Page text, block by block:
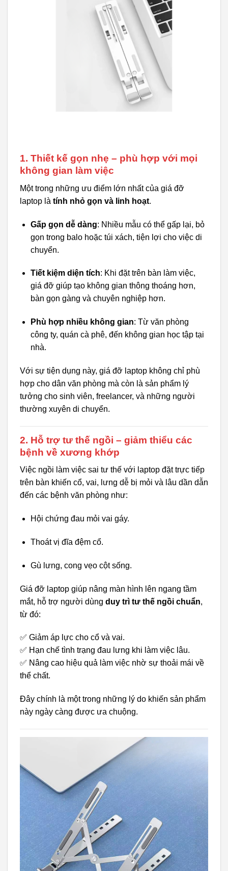
1. Thiết kế gọn nhẹ – phù hợp với mọi
không gian làm việc
Một trong những ưu điểm lớn nhất của giá đỡ
laptop là tính nhỏ gọn và linh hoạt.
Gấp gọn dễ dàng: Nhiều mẫu có thể gấp lại, bỏ
gọn trong balo hoặc túi xách, tiện lợi cho việc di
chuyển.
Tiết kiệm diện tích: Khi đặt trên bàn làm việc,
giá đỡ giúp tạo không gian thông thoáng hơn,
bàn gọn gàng và chuyên nghiệp hơn.
Phù hợp nhiều không gian: Từ văn phòng
công ty, quán cà phê, đến không gian học tập tại
nhà.
Với sự tiện dụng này, giá đỡ laptop không chỉ phù
hợp cho dân văn phòng mà còn là sản phẩm lý
tưởng cho sinh viên, freelancer, và những người
thường xuyên di chuyển.
2. Hỗ trợ tư thế ngồi – giảm thiểu các
bệnh về xương khớp
Việc ngồi làm việc sai tư thế với laptop đặt trực tiếp
trên bàn khiến cổ, vai, lưng dễ bị mỏi và lâu dần dẫn
đến các bệnh văn phòng như:
Hội chứng đau mỏi vai gáy.
Thoát vị đĩa đệm cổ.
Gù lưng, cong vẹo cột sống.
Giá đỡ laptop giúp nâng màn hình lên ngang tầm
mắt, hỗ trợ người dùng duy trì tư thế ngồi chuẩn,
từ đó:
✅ Giảm áp lực cho cổ và vai.
✅ Hạn chế tình trạng đau lưng khi làm việc lâu.
✅ Nâng cao hiệu quả làm việc nhờ sự thoải mái về
thể chất.
Đây chính là một trong những lý do khiến sản phẩm
này ngày càng được ưa chuộng.